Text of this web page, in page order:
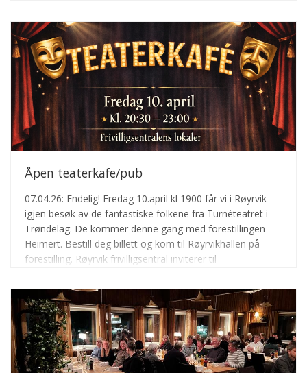
Åpen teaterkafe/pub
07.04.26: Endelig! Fredag 10.april kl 1900 får vi i Røyrvik
igjen besøk av de fantastiske folkene fra Turnéteatret i
Trøndelag. De kommer denne gang med forestillingen
Heimert. Bestill deg billett og kom til Røyrvikhallen på
forestilling. Røyrvik frivilligsentral inviterer til
Åpent fra kl 2030-2300. Det er 18- års aldersgrense hos
oss denne kvelden